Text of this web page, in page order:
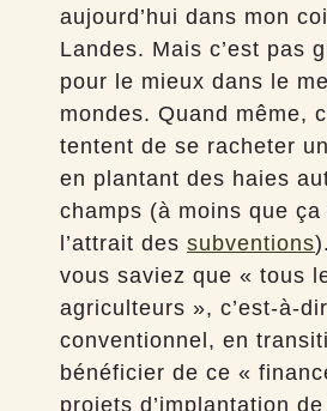
aujourd’hui dans mon
Landes. Mais c’est pas
pour le mieux dans le
mondes. Quand même,
tentent de se racheter
en plantant des haies
champs (à moins que ça
l’attrait des subventions
vous saviez que « tous
agriculteurs », c’est-à-
conventionnel, en
bénéficier de ce «
projets d’implantation